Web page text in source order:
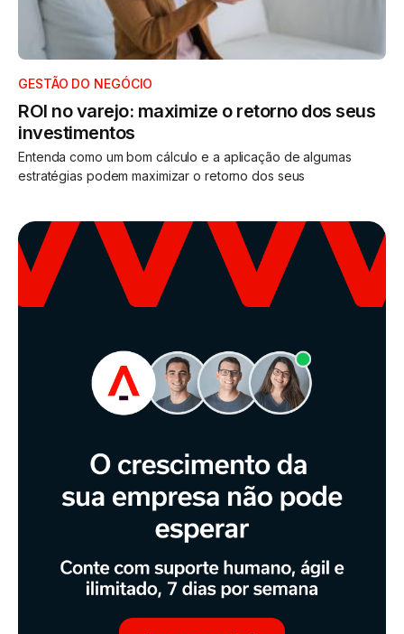
GESTÃO DO NEGÓCIO
ROI no varejo: maximize o retorno dos seus
investimentos
Entenda como um bom cálculo e a aplicação de algumas
estratégias podem maximizar o retorno dos seus